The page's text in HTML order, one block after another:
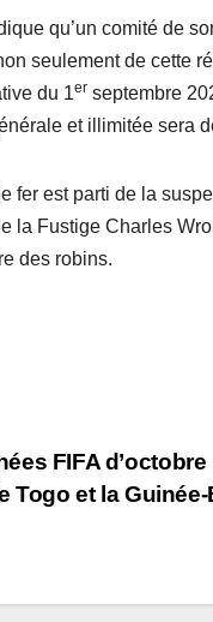
qu’un comité de
seulement de cette
du 1er septembre
et illimitée sera
fer est parti de la
la Fustige Charles
des robins.
FIFA
Togo et la